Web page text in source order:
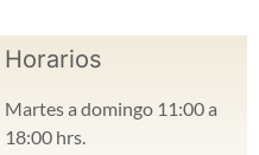
Horarios
Martes a domingo 11:00 a
18:00 hrs.